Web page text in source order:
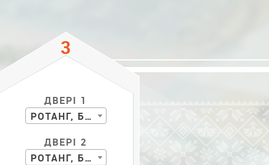
ДВЕРІ 1
РОТАНГ, БАМБУК
ДВЕРІ 2
РОТАНГ, БАМБУК